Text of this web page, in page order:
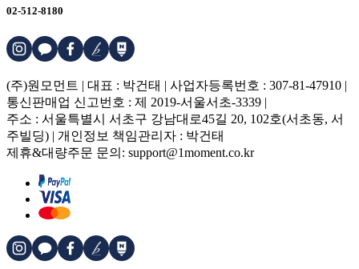
02-512-8180
(주)원모먼트 | 대표 : 박건태 | 사업자등록번호 : 307-81-47910 |
통신판매업 신고번호 : 제 2019-서울서초-3339 |
주소 : 서울특별시 서초구 강남대로45길 20, 102호(서초동, 서
주빌딩) | 개인정보 책임관리자 : 박건태
제휴&대량주문 문의: support@1moment.co.kr